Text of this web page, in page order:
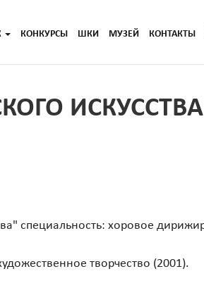
КОНКУРСЫ ШКИ МУЗЕЙ КОНТАКТЫ
ИСКУССТВА
специальность: хоровое
творчество (2001).